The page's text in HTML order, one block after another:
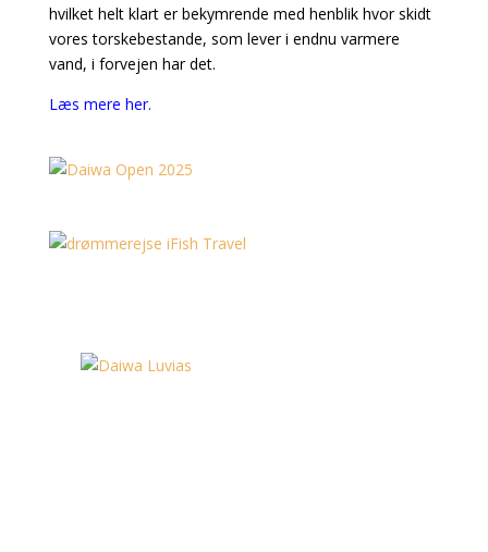
hvilket helt klart er bekymrende med henblik hvor skidt
vores torskebestande, som lever i endnu varmere
vand, i forvejen har det.
Læs mere her.